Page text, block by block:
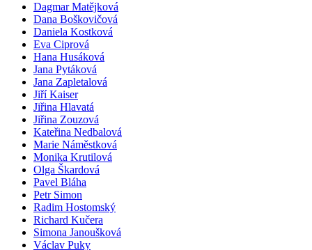
Dagmar Matějková
Dana Boškovičová
Daniela Kostková
Eva Ciprová
Hana Husáková
Jana Pytáková
Jana Zapletalová
Jiří Kaiser
Jiřina Hlavatá
Jiřina Zouzová
Kateřina Nedbalová
Marie Náměstková
Monika Krutilová
Olga Škardová
Pavel Bláha
Petr Simon
Radim Hostomský
Richard Kučera
Simona Janoušková
Václav Puky